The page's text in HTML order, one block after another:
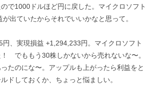
で1000ドルほど円に戻した。マイクロソフト
出ていたからそれでいいかなと思って。
、実現損益 +1,294,233円。マイクロソフト
でももう30株しかないから売れないな〜。
たのにな〜。アップルも上がったら利益をと
ドしておくか、ちょっと悩ましい。